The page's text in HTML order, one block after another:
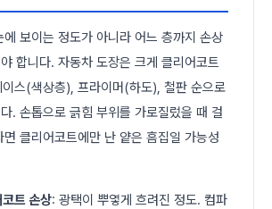
에 보이는 정도가 아니라 어느 층까지 손상
합니다. 자동차 도장은 크게 클리어코트
스(색상층), 프라이머(하도), 철판 순으로
. 손톱으로 긁힘 부위를 가로질렀을 때 걸
면 클리어코트에만 난 얕은 흠집일 가능성
트 손상: 광택이 뿌옇게 흐려진 정도. 컴파